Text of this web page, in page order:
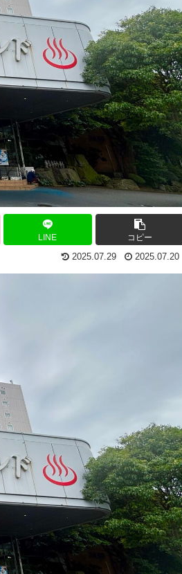
LINE コピー
2025.07.29 2025.07.20